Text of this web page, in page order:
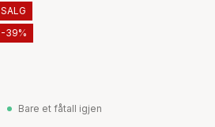
Bare et fåtall igjen
SALG
-39%